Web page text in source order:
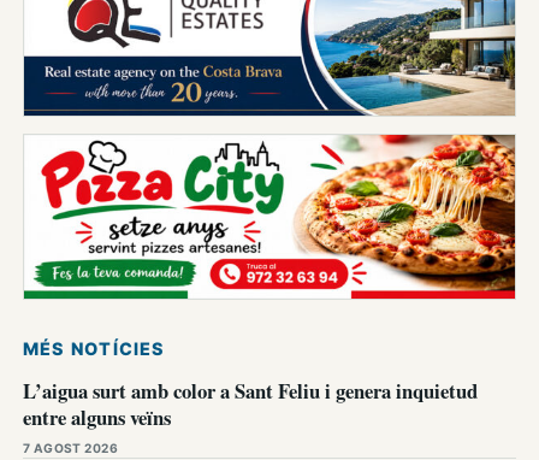
MÉS NOTÍCIES
L’aigua surt amb color a Sant Feliu i genera inquietud
entre alguns veïns
7 AGOST 2026